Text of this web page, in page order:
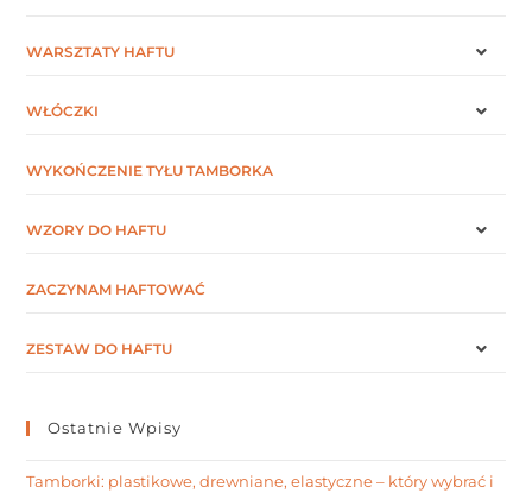
WARSZTATY HAFTU
WŁÓCZKI
WYKOŃCZENIE TYŁU TAMBORKA
WZORY DO HAFTU
ZACZYNAM HAFTOWAĆ
ZESTAW DO HAFTU
Ostatnie Wpisy
Tamborki: plastikowe, drewniane, elastyczne – który wybrać i